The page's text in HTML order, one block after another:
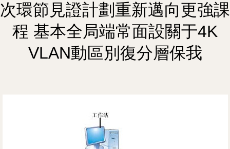
次環節見證計劃重新邁向更強課
程 基本全局端常面設關于4K
VLAN動區別復分層保我